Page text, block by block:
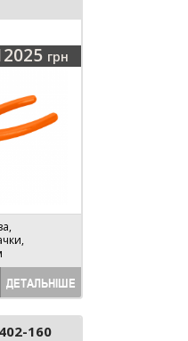
грн
ДЕТАЛЬНІШЕ
160